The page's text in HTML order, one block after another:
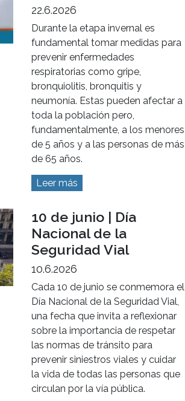
22.6.2026
Durante la etapa invernal es
fundamental tomar medidas para
prevenir enfermedades
respiratorias como gripe,
bronquiolitis, bronquitis y
neumonía. Estas pueden afectar a
toda la población pero,
fundamentalmente, a los menores
de 5 años y a las personas de más
de 65 años.
Leer más
10 de junio | Día
Nacional de la
Seguridad Vial
10.6.2026
Cada 10 de junio se conmemora el
Día Nacional de la Seguridad Vial,
una fecha que invita a reflexionar
sobre la importancia de respetar
las normas de tránsito para
prevenir siniestros viales y cuidar
la vida de todas las personas que
circulan por la vía pública.